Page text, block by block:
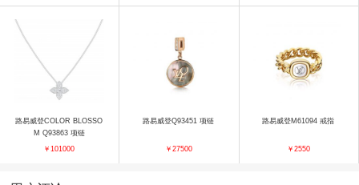
路易威登COLOR BLOSSO
M Q93863 项链
￥101000
路易威登Q93451 项链
￥27500
路易威登M61094 戒指
￥2550